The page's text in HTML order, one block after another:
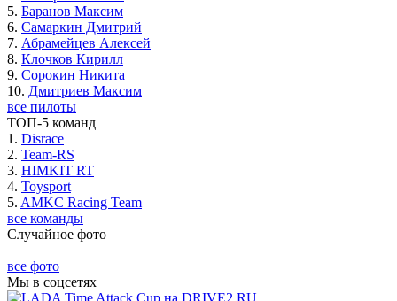
5. Баранов Максим
6. Самаркин Дмитрий
7. Абрамейцев Алексей
8. Клочков Кирилл
9. Сорокин Никита
10. Дмитриев Максим
все пилоты
ТОП-5 команд
1. Disrace
2. Team-RS
3. HIMKIT RT
4. Toysport
5. AMKC Racing Team
все команды
Случайное фото
все фото
Мы в соцсетях